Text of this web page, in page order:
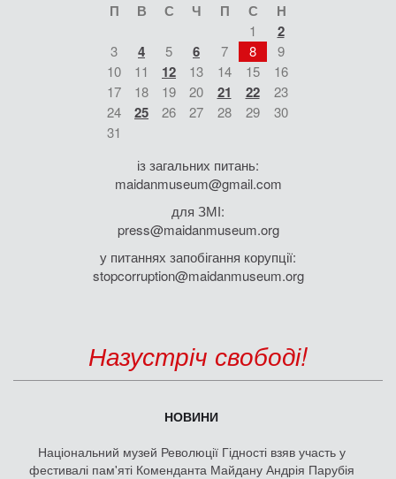
П В С Ч П С Н
1 2
3 4 5 6 7 8
9
10
11 12 13 14 15
16
17
18 19 20 21 22
23
24
25 26 27 28 29
30
31
із загальних питань:
maidanmuseum@gmail.com
для ЗМІ:
press@maidanmuseum.org
у питаннях запобігання корупції:
stopcorruption@maidanmuseum.org
Назустріч свободі!
НОВИНИ
Національний музей Революції Гідності взяв участь у
фестивалі пам'яті Коменданта Майдану Андрія Парубія